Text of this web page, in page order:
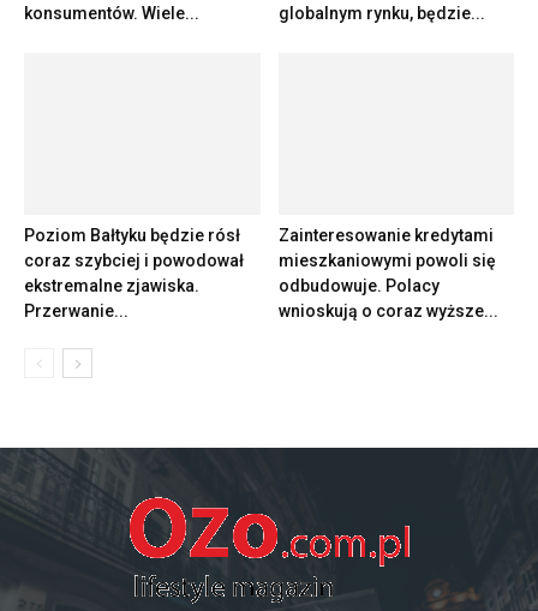
konsumentów. Wiele...
globalnym rynku, będzie...
Poziom Bałtyku będzie rósł
coraz szybciej i powodował
ekstremalne zjawiska.
Przerwanie...
Zainteresowanie kredytami
mieszkaniowymi powoli się
odbudowuje. Polacy
wnioskują o coraz wyższe...